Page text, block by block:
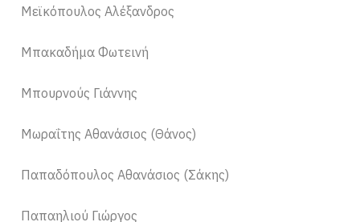
Μεϊκόπουλος Αλέξανδρος
Μπακαδήμα Φωτεινή
Μπουρνούς Γιάννης
Μωραΐτης Αθανάσιος (Θάνος)
Παπαδόπουλος Αθανάσιος (Σάκης)
Παπαηλιού Γιώργος